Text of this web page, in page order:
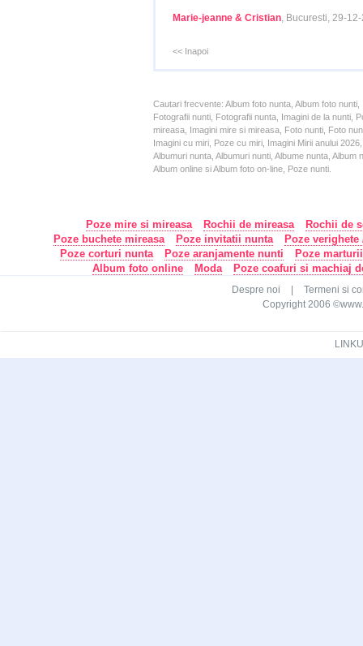
Marie-jeanne & Cristian, Bucuresti, 29-
<< Inapoi
Cautari frecvente: Album foto nunta, Album foto
Fotografii nunti, Fotografii nunta, Imagini de la nunti,
mireasa, Imagini mire si mireasa, Foto nunti, Foto
Imagini cu miri, Poze cu miri, Imagini Mirii anului
Albumuri nunta, Albumuri nunti, Albume nunta,
Album online si Album foto on-line, Poze nunti.
Poze mire si mireasa Rochii de mireasa
Rochii de
Poze buchete mireasa
Poze invitatii nunta
Poze
Poze corturi nunta
Poze aranjamente nunti
Poze
Album foto online
Moda Poze coafuri si machiaj
Despre noi
Termeni si
Copyright 2006